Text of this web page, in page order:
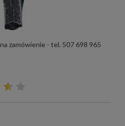
zamówienie - tel. 507 698 965